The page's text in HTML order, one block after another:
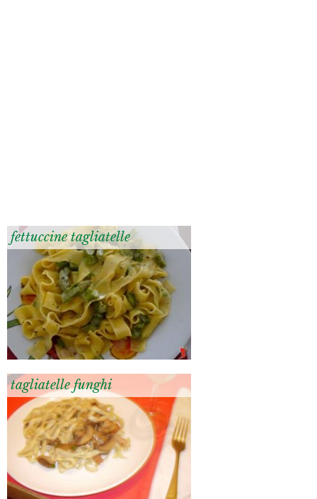
fettuccine tagliatelle
tagliatelle funghi